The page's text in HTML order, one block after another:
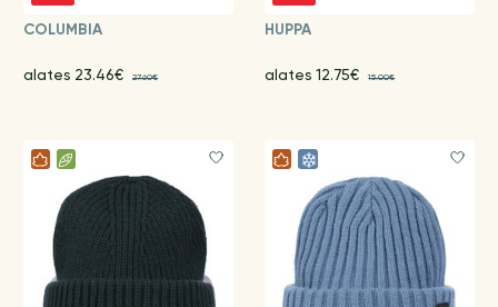
COLUMBIA
alates 23.46€ 27.60€
HUPPA
alates 12.75€ 15.00€